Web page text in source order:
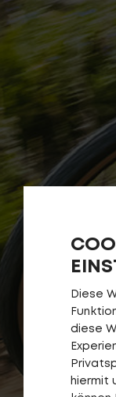
Diese
diese
hiermit